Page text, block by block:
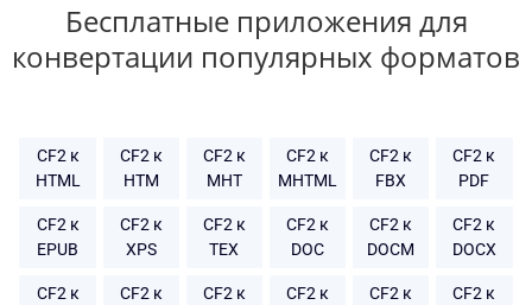
Бесплатные приложения для
конвертации популярных форматов
CF2 к
HTML
CF2 к
HTM
CF2 к
MHT
CF2 к
MHTML
CF2 к
FBX
CF2 к
PDF
CF2 к
EPUB
CF2 к
XPS
CF2 к
TEX
CF2 к
DOC
CF2 к
DOCM
CF2 к
DOCX
CF2 к
CF2 к
CF2 к
CF2 к
CF2 к
CF2 к